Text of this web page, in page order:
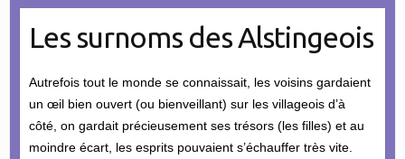
Les surnoms des Alstingeois
Autrefois tout le monde se connaissait, les voisins gardaient
un œil bien ouvert (ou bienveillant) sur les villageois d’à
côté, on gardait précieusement ses trésors (les filles) et au
moindre écart, les esprits pouvaient s’échauffer très vite.